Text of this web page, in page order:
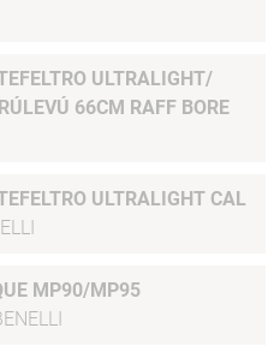
ULTRALIGHT/
66CM RAFF BORE
ULTRALIGHT CAL
MP90/MP95